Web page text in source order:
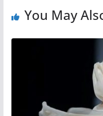
You May